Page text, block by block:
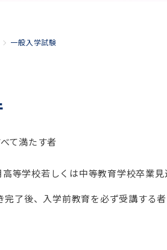
一般入学試験
て満たす者
高等学校若しくは中等教育学校卒業
完了後、入学前教育を必ず受講する者